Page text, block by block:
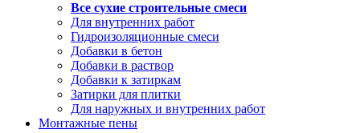
Все сухие строительные смеси
Для внутренних работ
Гидроизоляционные смеси
Добавки в бетон
Добавки в раствор
Добавки к затиркам
Затирки для плитки
Для наружных и внутренних работ
Монтажные пены